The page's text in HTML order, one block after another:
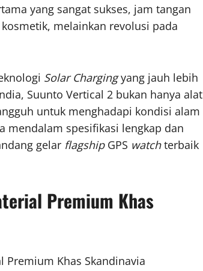
yang sangat sukses, jam tangan
melainkan revolusi pada
Solar Chargingyang jauh lebih
Suunto Vertical 2 bukan hanya alat
untuk menghadapi kondisi alam
mendalam spesifikasi lengkap dan
gelar flagshipGPS watchterbaik
Premium Khas